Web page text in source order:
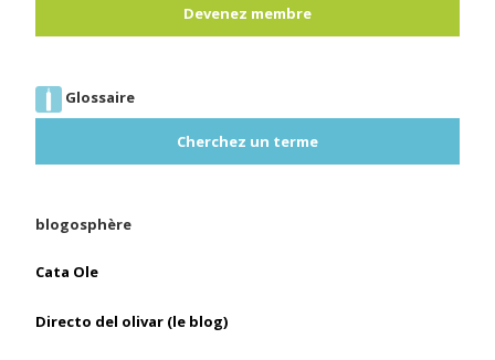
Devenez membre
Glossaire
Cherchez un terme
blogosphère
Cata Ole
Directo del olivar (le blog)